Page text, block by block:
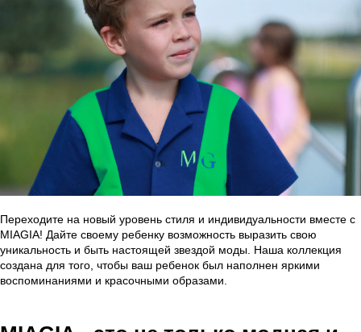
Переходите на новый уровень стиля и индивидуальности вместе с
MIAGIA! Дайте своему ребенку возможность выразить свою
уникальность и быть настоящей звездой моды. Наша коллекция
создана для того, чтобы ваш ребенок был наполнен яркими
воспоминаниями и красочными образами.